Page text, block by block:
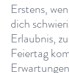
Erstens,
dich
Erlaubnis,
Feiertag